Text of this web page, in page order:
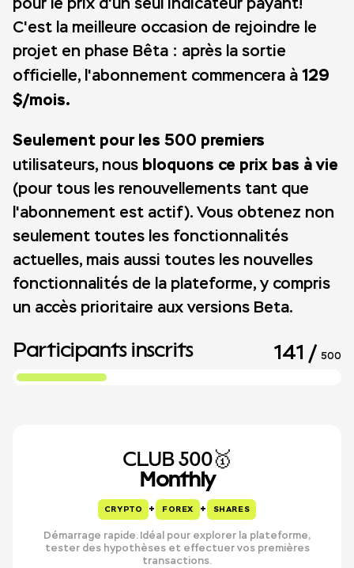
C'est la meilleure occasion de rejoindre le
projet en phase Bêta : après la sortie
officielle, l'abonnement commencera à 129
$/mois.
Seulement pour les 500 premiers
utilisateurs, nous bloquons ce prix bas à vie
(pour tous les renouvellements tant que
l'abonnement est actif). Vous obtenez non
seulement toutes les fonctionnalités
actuelles, mais aussi toutes les nouvelles
fonctionnalités de la plateforme, y compris
un accès prioritaire aux versions Beta.
Participants inscrits 141 / 500
CLUB 500🥇
Monthly
CRYPTO + FOREX + SHARES
Démarrage rapide. Idéal pour explorer la plateforme,
tester des hypothèses et effectuer vos premières
transactions.